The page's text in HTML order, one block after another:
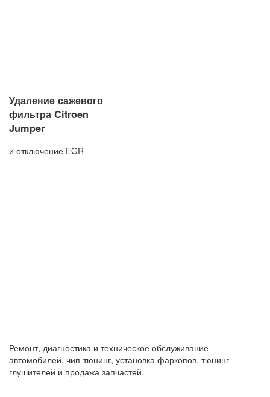
Удаление сажевого
фильтра Citroen
Jumper
и отключение EGR
Ремонт, диагностика и техническое обслуживание
автомобилей, чип-тюнинг, установка фаркопов, тюнинг
глушителей и продажа запчастей.